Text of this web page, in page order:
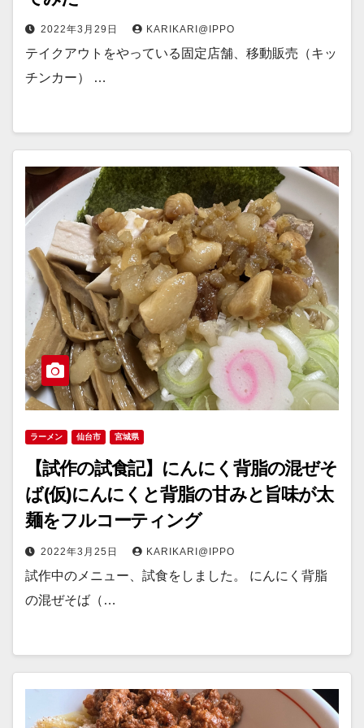
2022年3月29日 KARIKARI@IPPO
テイクアウトをやっている固定店舗、移動販売（キッ
チンカー） …
ラーメン 仙台市 宮城県
【試作の試食記】にんにく背脂の混ぜそ
ば(仮)にんにくと背脂の甘みと旨味が太
麺をフルコーティング
2022年3月25日 KARIKARI@IPPO
試作中のメニュー、試食をしました。 にんにく背脂
の混ぜそば（…